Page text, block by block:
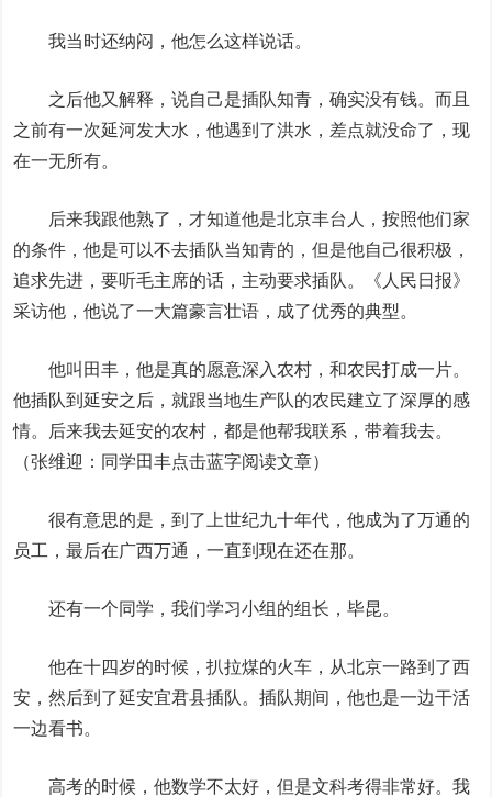
我当时还纳闷，他怎么这样说话。
之后他又解释，说自己是插队知青，确实没有钱。而且
之前有一次延河发大水，他遇到了洪水，差点就没命了，现
在一无所有。
后来我跟他熟了，才知道他是北京丰台人，按照他们家
的条件，他是可以不去插队当知青的，但是他自己很积极，
追求先进，要听毛主席的话，主动要求插队。《人民日报》
采访他，他说了一大篇豪言壮语，成了优秀的典型。
他叫田丰，他是真的愿意深入农村，和农民打成一片。
他插队到延安之后，就跟当地生产队的农民建立了深厚的感
情。后来我去延安的农村，都是他帮我联系，带着我去。
（张维迎：同学田丰点击蓝字阅读文章）
很有意思的是，到了上世纪九十年代，他成为了万通的
员工，最后在广西万通，一直到现在还在那。
还有一个同学，我们学习小组的组长，毕昆。
他在十四岁的时候，扒拉煤的火车，从北京一路到了西
安，然后到了延安宜君县插队。插队期间，他也是一边干活
一边看书。
高考的时候，他数学不太好，但是文科考得非常好。我